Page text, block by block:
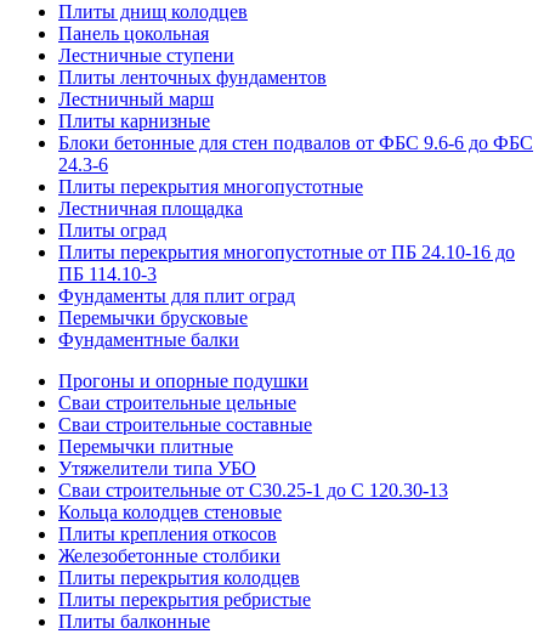
Плиты днищ колодцев
Панель цокольная
Лестничные ступени
Плиты ленточных фундаментов
Лестничный марш
Плиты карнизные
Блоки бетонные для стен подвалов от ФБС 9.6-6 до ФБС
24.3-6
Плиты перекрытия многопустотные
Лестничная площадка
Плиты оград
Плиты перекрытия многопустотные от ПБ 24.10-16 до
ПБ 114.10-3
Фундаменты для плит оград
Перемычки брусковые
Фундаментные балки
Прогоны и опорные подушки
Сваи строительные цельные
Сваи строительные составные
Перемычки плитные
Утяжелители типа УБО
Сваи строительные от С30.25-1 до С 120.30-13
Кольца колодцев стеновые
Плиты крепления откосов
Железобетонные столбики
Плиты перекрытия колодцев
Плиты перекрытия ребристые
Плиты балконные